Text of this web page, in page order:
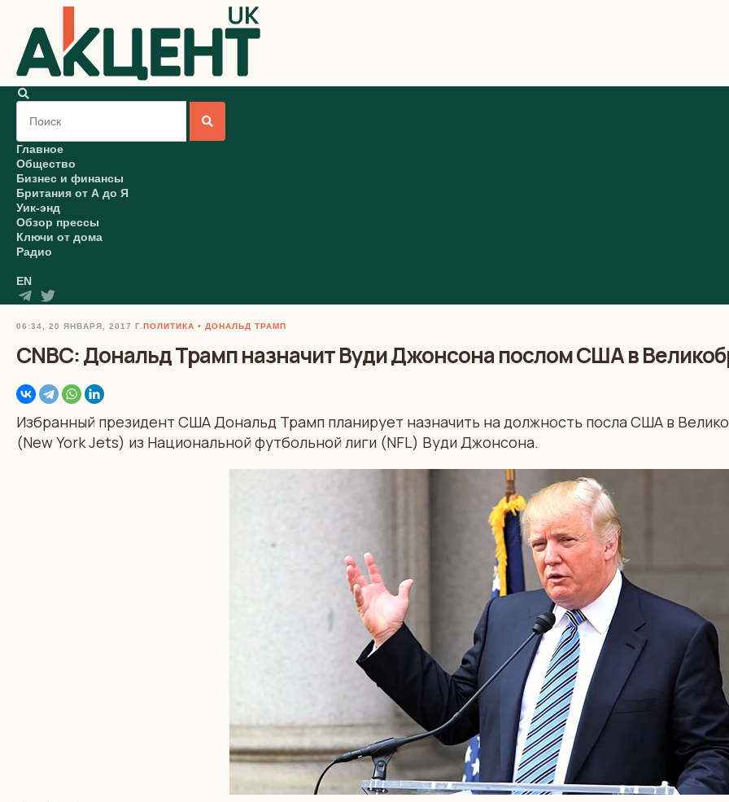
Главное
Общество
Бизнес и финансы
Британия от А до Я
Уик-энд
Обзор прессы
Ключи от дома
Радио
EN
06:34, 20 ЯНВАРЯ, 2017 Г. ПОЛИТИКА ДОНАЛЬД ТРАМП
CNBC: Дональд Трамп назначит Вуди Джонсона послом США в
Избранный президент США Дональд Трамп планирует назначить на должность посла США в
(New York Jets) из Национальной футбольной лиги (NFL) Вуди Джонсона.